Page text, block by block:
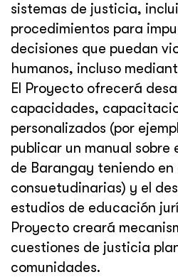
sistemas de justicia,
procedimientos para
decisiones que puedan
humanos, incluso
El Proyecto ofrecerá
capacidades,
personalizados (por
publicar un manual sobre
de Barangay teniendo en
consuetudinarias) y el
estudios de educación
Proyecto creará
cuestiones de justicia
comunidades.